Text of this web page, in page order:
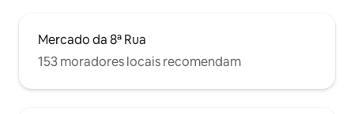
Mercado da 8ª Rua
153 moradores locais recomendam